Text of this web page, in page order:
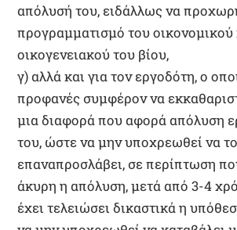
απόλυσή του, ειδάλλως να
προγραμματισμό του οικονομικού
οικογενειακού του βίου,
γ) αλλά και για τον εργοδότη, ο
προφανές συμφέρον να
μια διαφορά που αφορά απόλυση
του, ώστε να μην υποχρεωθεί να
επαναπροσλάβει, σε περίπτωση
άκυρη η απόλυση, μετά από 3-4
έχει τελειώσει δικαστικά η